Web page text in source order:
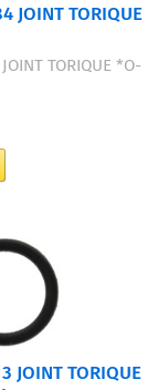
JOINT TORIQUE
TORIQUE *O-
JOINT TORIQUE